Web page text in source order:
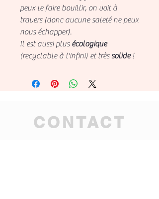
peux le faire bouillir, on voit à
travers (donc aucune saleté ne peux
nous échapper).
Il est aussi plus écologique
(recyclable à l'infini) et très solide!
CONTACT